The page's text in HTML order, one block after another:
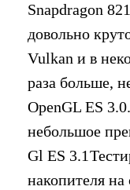
Snapdragon
довольно
Vulkan и в
раза больше,
OpenGL ES
небольшое
Gl ES 3.1
накопителя на